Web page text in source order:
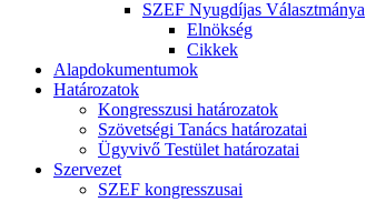
SZEF Nyugdíjas Választmánya
Elnökség
Cikkek
Alapdokumentumok
Határozatok
Kongresszusi határozatok
Szövetségi Tanács határozatai
Ügyvivő Testület határozatai
Szervezet
SZEF kongresszusai